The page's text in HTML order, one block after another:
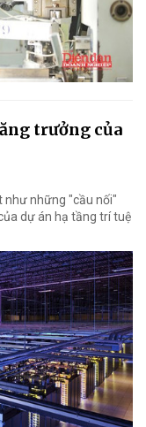
trưởng của
như những "cầu nối"
dự án hạ tầng trí tuệ